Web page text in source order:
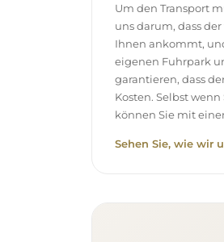
Um den Transport
uns darum, dass
Ihnen ankommt,
eigenen Fuhrpark
garantieren, dass
Kosten. Selbst
können Sie mit
Sehen Sie, wie wir